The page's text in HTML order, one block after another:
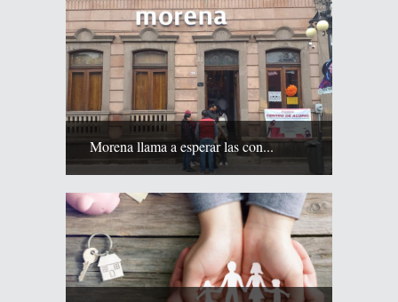
Morena llama a esperar las con...